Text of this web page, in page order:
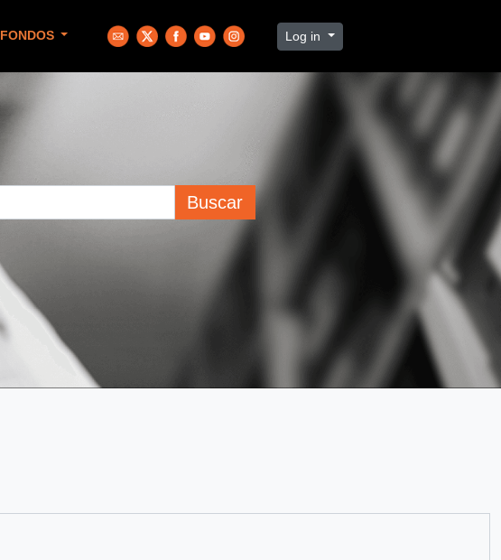
FONDOS Log in
Buscar